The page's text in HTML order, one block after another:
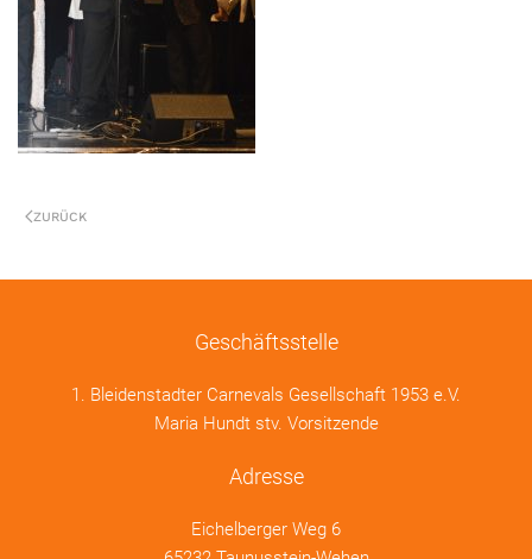
ZURÜCK
Geschäftsstelle
1. Bleidenstadter Carnevals Gesellschaft 1953 e.V.
Maria Hundt stv. Vorsitzende
Adresse
Eichelberger Weg 6